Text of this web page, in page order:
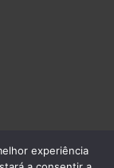
experiência